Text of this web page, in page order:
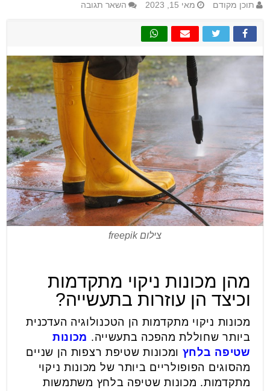
תוכן מקודם מאי 15, 2023 השאר תגובה
צילום freepik
מהן מכונות ניקוי מתקדמות
וכיצד הן עוזרות בתעשייה?
מכונות ניקוי מתקדמות הן הטכנולוגיה העדכנית
ביותר שחוללת מהפכה בתעשייה. מכונות
שטיפה בלחץ ומכונות שטיפת רצפות הן שניים
מהסוגים הפופולריים ביותר של מכונות ניקוי
מתקדמות. מכונות שטיפה בלחץ משתמשות